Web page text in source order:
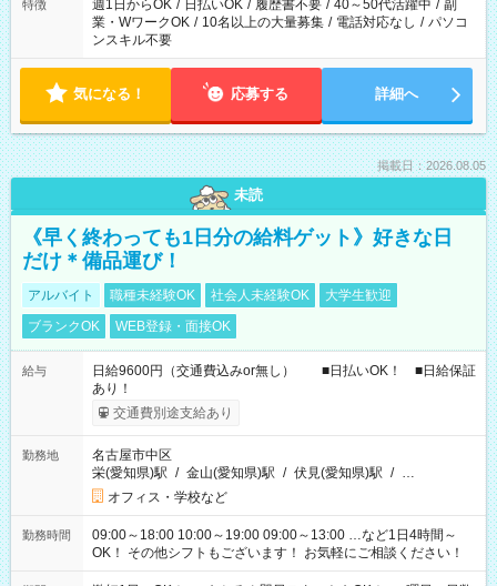
特徴 週1日からOK / 日払いOK / 履歴書不要 / 40～50代活躍中 / 副
業・WワークOK / 10名以上の大量募集 / 電話対応なし / パソコ
ンスキル不要
気になる！ 応募する 詳細へ
掲載日：2026.08.05
未読
《早く終わっても1日分の給料ゲット》好きな日
だけ＊備品運び！
アルバイト 職種未経験OK 社会人未経験OK
大学生歓迎
ブランクOK
WEB登録・面接OK
給与
日給9600円（交通費込みor無し） ■日払いOK！ ■日給保証
あり！
交通費別途支給あり
勤務地
名古屋市中区
栄(愛知県)駅 / 金山(愛知県)駅 / 伏見(愛知県)駅 / …
オフィス・学校など
勤務時間
09:00～18:00 10:00～19:00 09:00～13:00 …など1日4時間～
OK！ その他シフトもございます！ お気軽にご相談ください！